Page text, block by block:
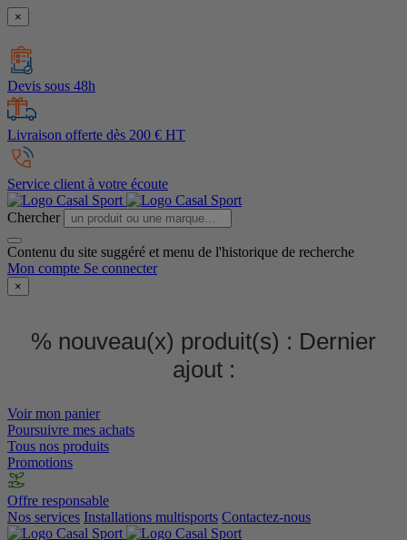
×
Devis sous 48h
Livraison offerte dès 200 € HT
Service client à votre écoute
Chercher
Contenu du site suggéré et menu de l'historique de recherche
Mon compte Se connecter
×
% nouveau(x) produit(s) : Dernier
ajout :
Voir mon panier
Poursuivre mes achats
Tous nos produits
Promotions
Offre responsable
Nos services Installations multisports Contactez-nous